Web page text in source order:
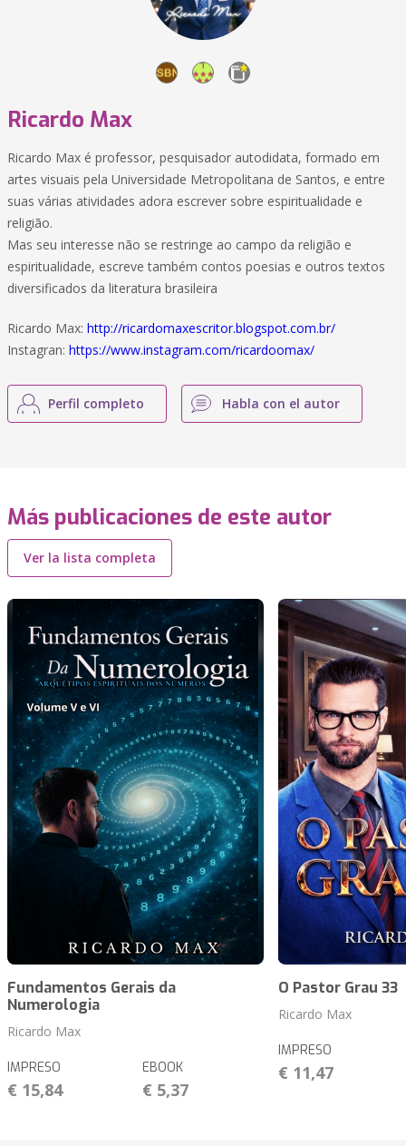
Ricardo Max
Ricardo Max é professor, pesquisador autodidata, formado em
artes visuais pela Universidade Metropolitana de Santos, e entre
suas várias atividades adora escrever sobre espiritualidade e
religião.
Mas seu interesse não se restringe ao campo da religião e
espiritualidade, escreve também contos poesias e outros textos
diversificados da literatura brasileira
Ricardo Max: http://ricardomaxescritor.blogspot.com.br/
Instagran: https://www.instagram.com/ricardoomax/
Perfil completo Habla con el autor
Más publicaciones de este autor
Ver la lista completa
Fundamentos Gerais da
Numerologia
Ricardo Max
IMPRESO
€ 15,84
EBOOK
€ 5,37
O Pastor Grau 33
Ricardo Max
IMPRESO
€ 11,47